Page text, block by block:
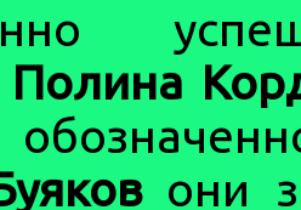
Полина
они